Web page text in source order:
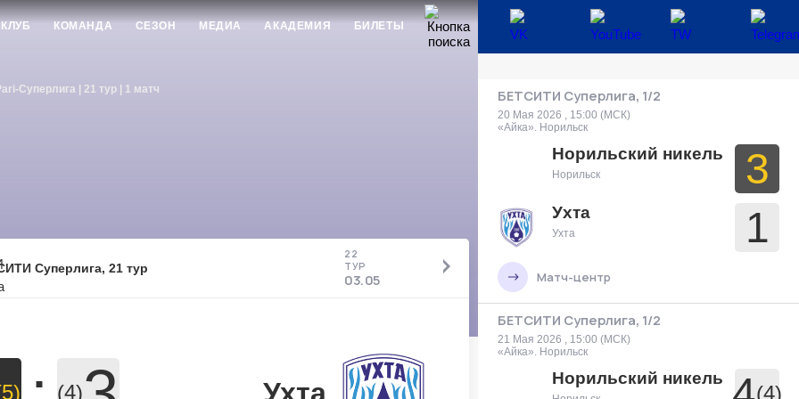
КЛУБ КОМАНДА СЕЗОН МЕДИА АКАДЕМИЯ БИЛЕТЫ
Суперлига | 21 тур | 1 матч
Суперлига, 21 тур
22
ТУР
03.05
(4) Ухта
БЕТСИТИ Суперлига, 1/2
20 Мая 2026 , 15:00 (МСК)
«Айка». Норильск
Норильский никель
Норильск 3
Ухта
Ухта 1
Матч-центр
БЕТСИТИ Суперлига, 1/2
21 Мая 2026 , 15:00 (МСК)
«Айка». Норильск
Норильский никель
(4)